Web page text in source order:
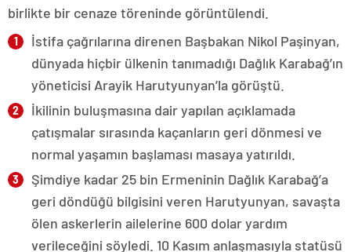
birlikte bir cenaze töreninde görüntülendi.
İstifa çağrılarına direnen Başbakan Nikol Paşinyan,
dünyada hiçbir ülkenin tanımadığı Dağlık Karabağ’ın
yöneticisi Arayik Harutyunyan’la görüştü.
İkilinin buluşmasına dair yapılan açıklamada
çatışmalar sırasında kaçanların geri dönmesi ve
normal yaşamın başlaması masaya yatırıldı.
Şimdiye kadar 25 bin Ermeninin Dağlık Karabağ’a
geri döndüğü bilgisini veren Harutyunyan, savaşta
ölen askerlerin ailelerine 600 dolar yardım
verileceğini söyledi. 10 Kasım anlaşmasıyla statüsü